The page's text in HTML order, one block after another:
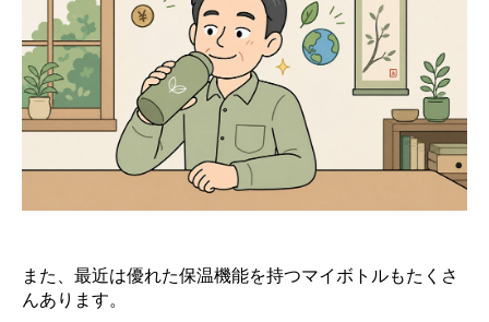
また、最近は優れた保温機能を持つマイボトルもたくさ
んあります。